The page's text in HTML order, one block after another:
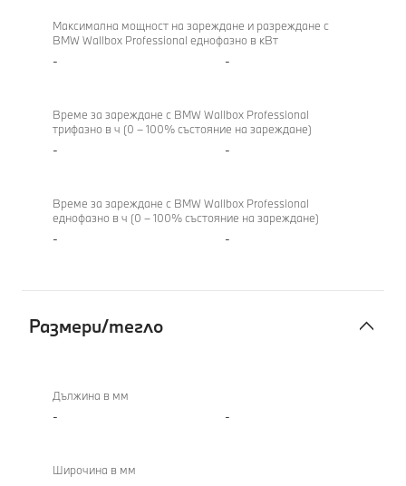
Максимална мощност на зареждане и разреждане с
BMW Wallbox Professional еднофазно в кВт
- -
Време за зареждане с BMW Wallbox Professional
трифазно в ч (0 – 100% състояние на зареждане)
- -
Време за зареждане с BMW Wallbox Professional
еднофазно в ч (0 – 100% състояние на зареждане)
- -
Размери/тегло
теглоДължина в мм
- -
Широчина в мм